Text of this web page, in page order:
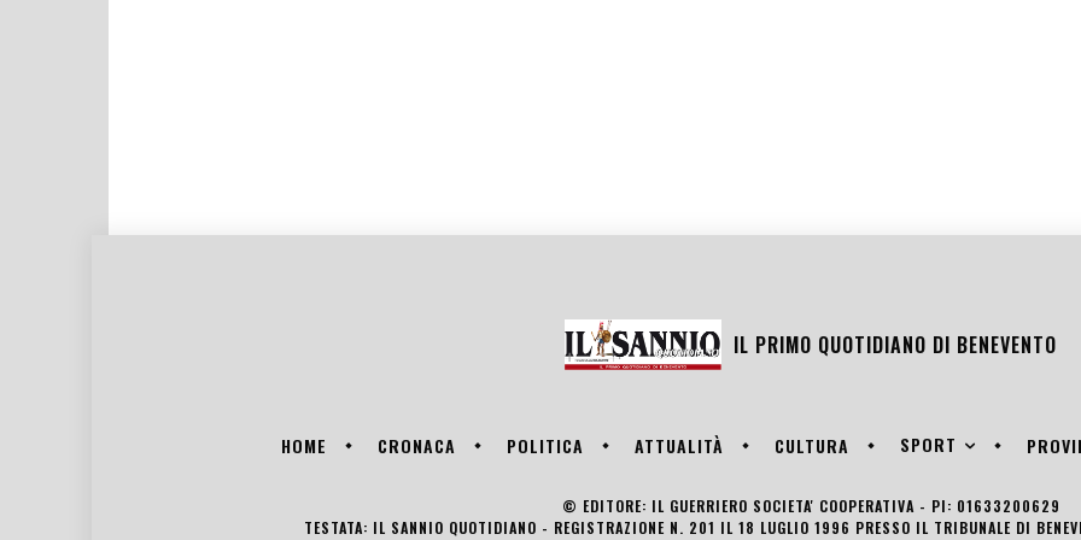
IL PRIMO QUOTIDIANO DI BENEVENTO
HOME CRONACA POLITICA ATTUALITÀ CULTURA SPORT
© EDITORE: IL GUERRIERO SOCIETA' COOPERATIVA - PI: 01633200629
TESTATA: IL SANNIO QUOTIDIANO - REGISTRAZIONE N. 201 IL 18 LUGLIO 1996 PRESSO IL TRIBUNALE DI